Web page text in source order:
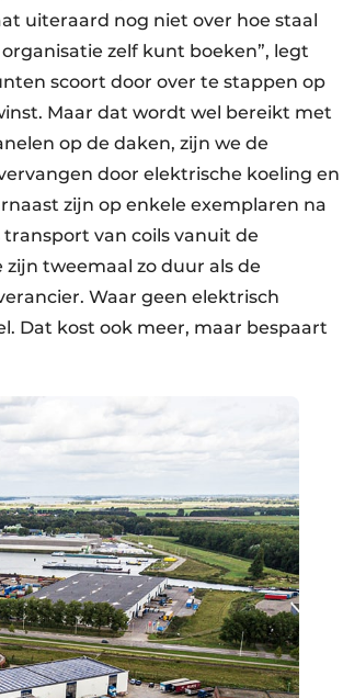
uiteraard nog niet over hoe staal
zelf kunt boeken”, legt
scoort door over te stappen op
Maar dat wordt wel bereikt met
op de daken, zijn we de
door elektrische koeling en
zijn op enkele exemplaren na
van coils vanuit de
tweemaal zo duur als de
Waar geen elektrisch
Dat kost ook meer, maar bespaart